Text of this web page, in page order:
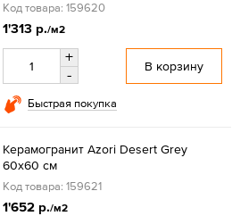
Код товара: 159620
1'313 р./м2
+
-
В корзину
Быстрая покупка
Керамогранит Azori Desert Grey
60x60 см
Код товара: 159621
1'652 р./м2